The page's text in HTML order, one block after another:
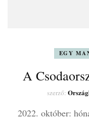
EGY
A
szerző:
2022. október: